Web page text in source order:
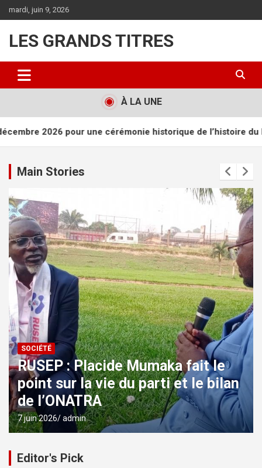
au
mardi, juin 9, 2026
LES GRANDS TITRES
À LA UNE
historique de l’histoire du Kongo RUSEP :
Main Stories
SOCIÉTÉ
RUSEP : Placide Mumaka fait le
point sur la vie du parti et le bilan
de l’ONATRA
7 juin 2026 admin
Editor's Pick